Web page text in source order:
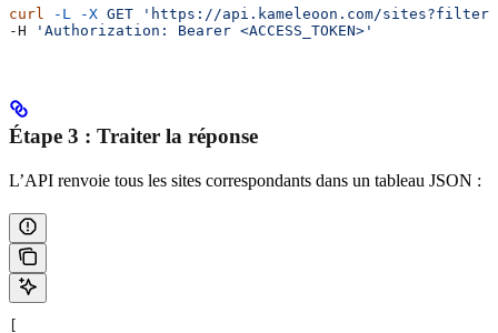
curl -L -X GET 'https://api.kameleoon.com/
-H
'Authorization: Bearer <ACCESS_TOKEN>'
Étape 3 : Traiter la réponse
L’API renvoie tous les sites correspondants dans un tableau JSON :